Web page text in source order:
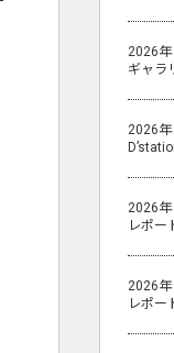
2026年
ギャラ
2026年
2026年
レポー
2026年
レポー